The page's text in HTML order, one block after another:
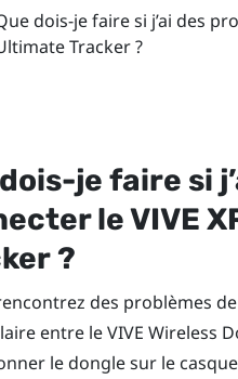
dois-je faire si j’ai des
Tracker ?
je faire si
leVIVE
?
des problèmes
entre leVIVE Wireless
le dongle sur le